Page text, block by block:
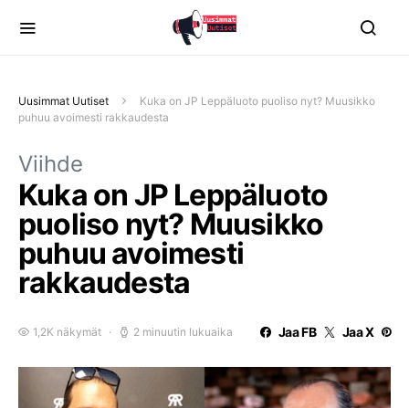
Uusimmat Uutiset
Kuka on JP Leppäluoto puoliso nyt? Muusikko
puhuu avoimesti rakkaudesta
Viihde
Kuka on JP Leppäluoto
puoliso nyt? Muusikko
puhuu avoimesti
rakkaudesta
1,2K näkymät 2 minuutin lukuaika Jaa FB Jaa X